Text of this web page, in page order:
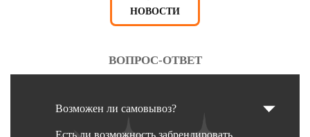
НОВОСТИ
ВОПРОС-ОТВЕТ
Возможен ли самовывоз?
Есть ли возможность забрендировать